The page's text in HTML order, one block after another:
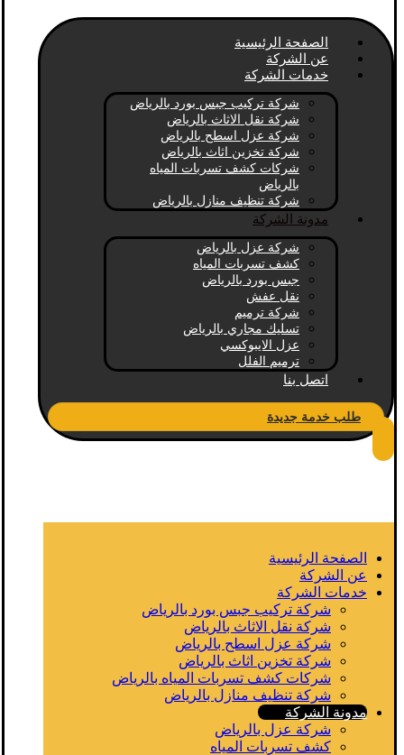
الصفحة الرئيسية
عن الشركة
خدمات الشركة
شركة تركيب جبس بورد بالرياض
شركة نقل الاثاث بالرياض
شركة عزل اسطح بالرياض
شركة تخزين اثاث بالرياض
شركات كشف تسربات المياه
بالرياض
شركة تنظيف منازل بالرياض
مدونة الشركة
شركة عزل بالرياض
كشف تسربات المياه
جبس بورد بالرياض
نقل عفش
شركة ترميم
تسليك مجاري بالرياض
عزل الايبوكسي
ترميم الفلل
اتصل بنا
طلب خدمة جديدة
الصفحة الرئيسية
عن الشركة
خدمات الشركة
شركة تركيب جبس بورد بالرياض
شركة نقل الاثاث بالرياض
شركة عزل اسطح بالرياض
شركة تخزين اثاث بالرياض
شركات كشف تسربات المياه بالرياض
شركة تنظيف منازل بالرياض
مدونة الشركة
شركة عزل بالرياض
كشف تسربات المياه